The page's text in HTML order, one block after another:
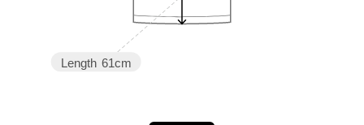
Length 61cm